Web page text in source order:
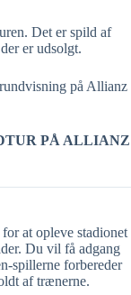
Det er spild af
er udsolgt.
på Allianz
PÅ ALLIANZ
at opleve stadionet
Du vil få adgang
spillerne forbereder
af trænerne.